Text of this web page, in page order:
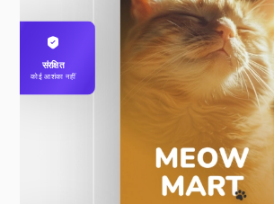
संरक्षित
कोई आशंका नहीं